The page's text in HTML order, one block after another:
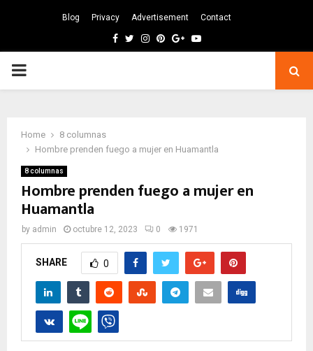
Blog Privacy Advertisement Contact
Facebook
TwitterInstagram
Pinterest
GoogleYoutube
PRIMARY
Home
8 columnas
Hombre prenden fuego a mujer en Huamantla
8 columnas
Hombre prenden fuego a mujer en
Huamantla
by admin octubre 12, 2023 0 1971
SHARE 0